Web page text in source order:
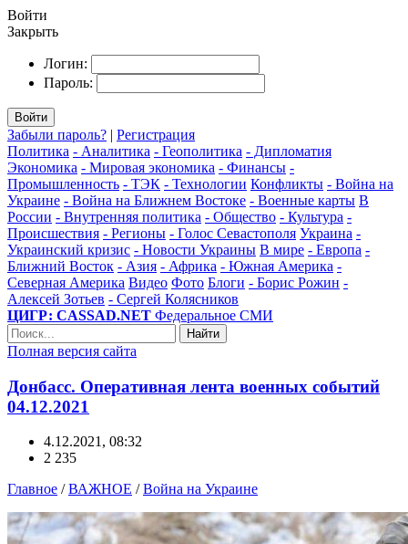
Войти
Закрыть
Логин:
Пароль:
Войти
Забыли пароль? | Регистрация
Политика - Аналитика - Геополитика - Дипломатия
Экономика - Мировая экономика - Финансы -
Промышленность - ТЭК - Технологии Конфликты - Война на
Украине - Война на Ближнем Востоке - Военные карты В
России - Внутренняя политика - Общество - Культура -
Происшествия - Регионы - Голос Севастополя Украина -
Украинский кризис - Новости Украины В мире - Европа -
Ближний Восток - Азия - Африка - Южная Америка -
Северная Америка Видео Фото Блоги - Борис Рожин -
Алексей Зотьев - Сергей Колясников
ЦИГР: CASSAD.NET Федеральное СМИ
Найти
Полная версия сайта
Донбасс. Оперативная лента военных событий
04.12.2021
4.12.2021, 08:32
2 235
Главное /ВАЖНОЕ /Война на Украине